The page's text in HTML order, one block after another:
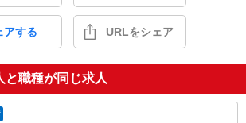
アする URLをシェア
と職種が同じ求人